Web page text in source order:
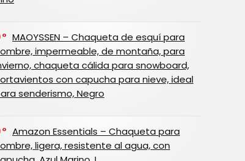
MAOYSSEN – Chaqueta de esquí para
impermeable, de montaña, para
chaqueta cálida para snowboard,
con capucha para nieve, ideal
senderismo, Negro
Amazon Essentials – Chaqueta para
ligera, resistente al agua, con